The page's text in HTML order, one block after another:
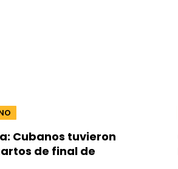
Cubanos tuvieron
de final de